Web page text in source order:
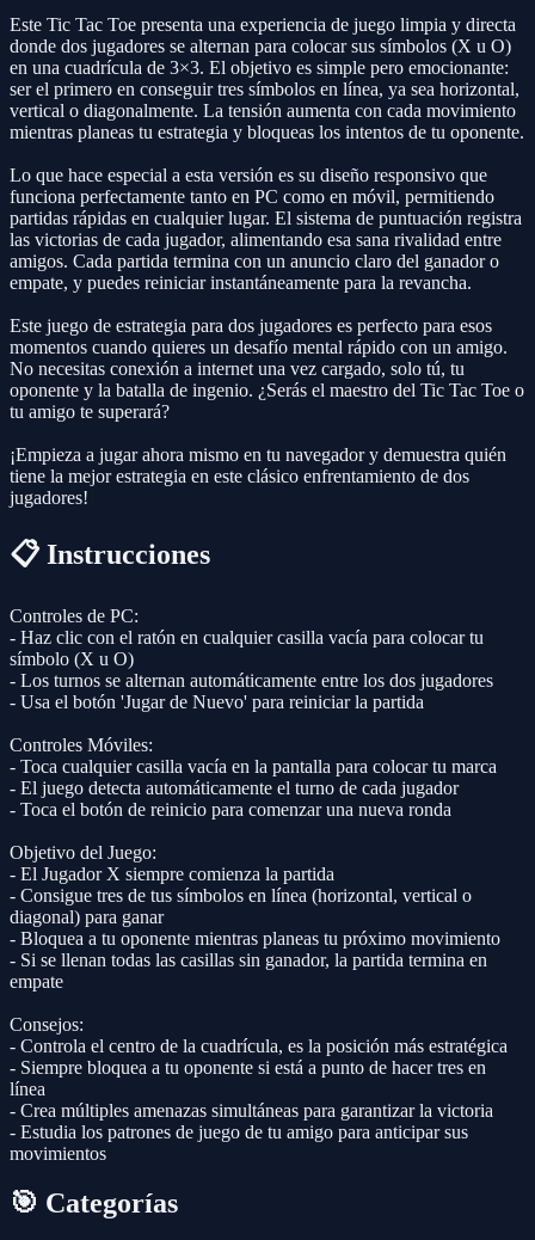
Este Tic Tac Toe presenta una experiencia de juego limpia y directa
donde dos jugadores se alternan para colocar sus símbolos (X u O)
en una cuadrícula de 3×3. El objetivo es simple pero emocionante:
ser el primero en conseguir tres símbolos en línea, ya sea horizontal,
vertical o diagonalmente. La tensión aumenta con cada movimiento
mientras planeas tu estrategia y bloqueas los intentos de tu oponente.
Lo que hace especial a esta versión es su diseño responsivo que
funciona perfectamente tanto en PC como en móvil, permitiendo
partidas rápidas en cualquier lugar. El sistema de puntuación registra
las victorias de cada jugador, alimentando esa sana rivalidad entre
amigos. Cada partida termina con un anuncio claro del ganador o
empate, y puedes reiniciar instantáneamente para la revancha.
Este juego de estrategia para dos jugadores es perfecto para esos
momentos cuando quieres un desafío mental rápido con un amigo.
No necesitas conexión a internet una vez cargado, solo tú, tu
oponente y la batalla de ingenio. ¿Serás el maestro del Tic Tac Toe o
tu amigo te superará?
¡Empieza a jugar ahora mismo en tu navegador y demuestra quién
tiene la mejor estrategia en este clásico enfrentamiento de dos
jugadores!
📋 Instrucciones
Controles de PC:
- Haz clic con el ratón en cualquier casilla vacía para colocar tu
símbolo (X u O)
- Los turnos se alternan automáticamente entre los dos jugadores
- Usa el botón 'Jugar de Nuevo' para reiniciar la partida
Controles Móviles:
- Toca cualquier casilla vacía en la pantalla para colocar tu marca
- El juego detecta automáticamente el turno de cada jugador
- Toca el botón de reinicio para comenzar una nueva ronda
Objetivo del Juego:
- El Jugador X siempre comienza la partida
- Consigue tres de tus símbolos en línea (horizontal, vertical o
diagonal) para ganar
- Bloquea a tu oponente mientras planeas tu próximo movimiento
- Si se llenan todas las casillas sin ganador, la partida termina en
empate
Consejos:
- Controla el centro de la cuadrícula, es la posición más estratégica
- Siempre bloquea a tu oponente si está a punto de hacer tres en
línea
- Crea múltiples amenazas simultáneas para garantizar la victoria
- Estudia los patrones de juego de tu amigo para anticipar sus
movimientos
🎯 Categorías